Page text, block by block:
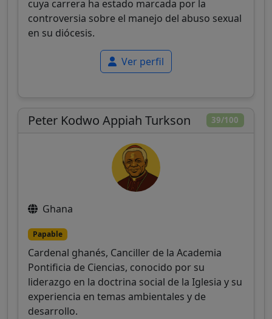
cuya carrera ha estado marcada por la
controversia sobre el manejo del abuso sexual
en su diócesis.
Ver perfil
39/100
Peter Kodwo Appiah Turkson
Ghana
Papable
Cardenal ghanés, Canciller de la Academia
Pontificia de Ciencias, conocido por su
liderazgo en la doctrina social de la Iglesia y su
experiencia en temas ambientales y de
desarrollo.